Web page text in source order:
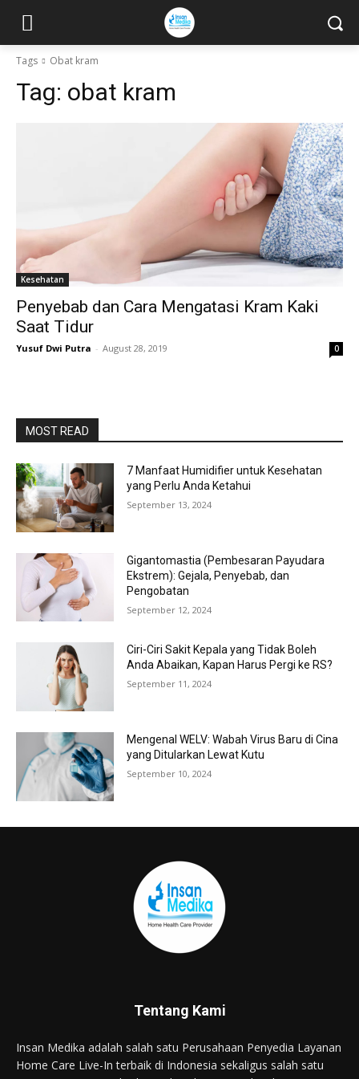
Tags Obat kram
Tag: obat kram
Kesehatan
Penyebab dan Cara Mengatasi Kram Kaki
Saat Tidur
Yusuf Dwi Putra - August 28, 2019 0
MOST READ
7 Manfaat Humidifier untuk Kesehatan
yang Perlu Anda Ketahui
September 13, 2024
Gigantomastia (Pembesaran Payudara
Ekstrem): Gejala, Penyebab, dan
Pengobatan
September 12, 2024
Ciri-Ciri Sakit Kepala yang Tidak Boleh
Anda Abaikan, Kapan Harus Pergi ke RS?
September 11, 2024
Mengenal WELV: Wabah Virus Baru di Cina
yang Ditularkan Lewat Kutu
September 10, 2024
Tentang Kami
Insan Medika adalah salah satu Perusahaan Penyedia Layanan
Home Care Live-In terbaik di Indonesia sekaligus salah satu